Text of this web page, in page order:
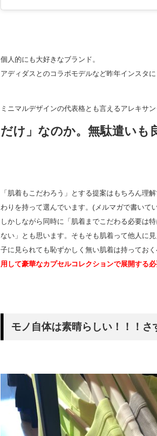
個人的にも大好きなブランド。
アディダスとのコラボモデルなど昨年インスタに
ミニマルデザインの代表格とも言えるアレキサ
だけ」なのか。無駄遣いも
「肌着もこだわろう」とする提案はもちろん理
わりを持って選んでいます。(メルマガで書いて
しかしながら同時に「肌着までこだわる必要は
ない」とも思います。そもそも肌着って他人に
子に見られても恥ずかしく無い肌着は持ってお
用して豪華なカプセルコレクションで展開する
モノ自体は素晴らしい！！！さ